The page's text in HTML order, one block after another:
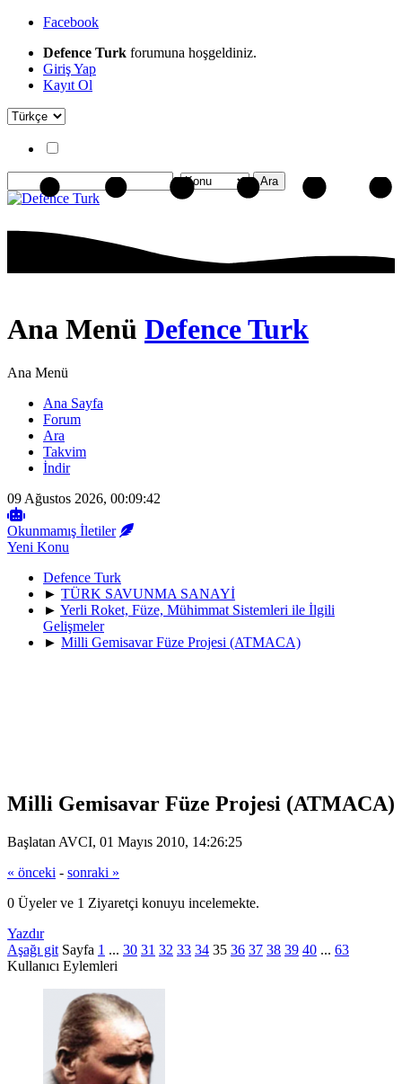
Facebook
Defence Turk forumuna hoşgeldiniz.
Giriş Yap
Kayıt Ol
Ana Menü Defence Turk
Ana Menü
Ana Sayfa
Forum
Ara
Takvim
İndir
09 Ağustos 2026, 00:09:42
Okunmamış İletiler
Yeni Konu
Defence Turk
► TÜRK SAVUNMA SANAYİ
► Yerli Roket, Füze, Mühimmat Sistemleri ile İlgili
Gelişmeler
► Milli Gemisavar Füze Projesi (ATMACA)
Milli Gemisavar Füze Projesi (ATMACA)
Başlatan AVCI, 01 Mayıs 2010, 14:26:25
« önceki - sonraki »
0 Üyeler ve 1 Ziyaretçi konuyu incelemekte.
Yazdır
Aşağı git Sayfa 1 ... 30 31 32 33 34 35 36 37 38 39 40 ... 63
Kullanıcı Eylemleri